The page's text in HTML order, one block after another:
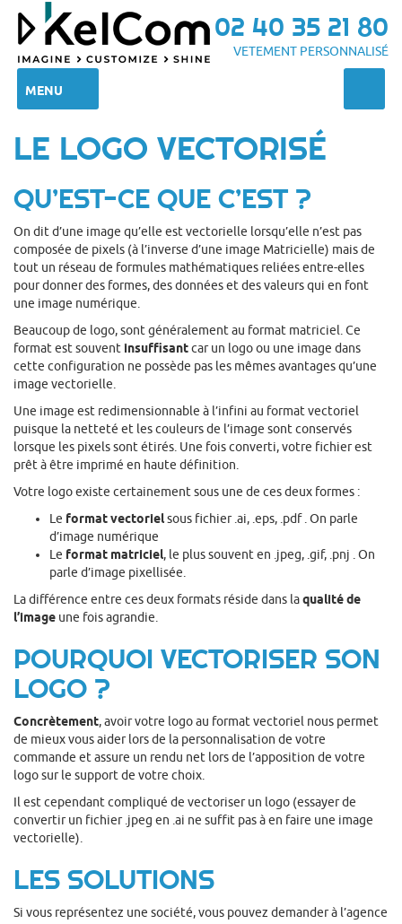
02 40 35 21 80
VETEMENT PERSONNALISÉ
MENU
LE LOGO VECTORISÉ
QU’EST-CE QUE C’EST ?
On dit d’une image qu’elle est vectorielle lorsqu’elle n’est pas
composée de pixels (à l’inverse d’une image Matricielle) mais de
tout un réseau de formules mathématiques reliées entre-elles
pour donner des formes, des données et des valeurs qui en font
une image numérique.
Beaucoup de logo, sont généralement au format matriciel. Ce
format est souvent insuffisantcar un logo ou une image dans
cette configuration ne possède pas les mêmes avantages qu’une
image vectorielle.
Une image est redimensionnable à l’infini au format vectoriel
puisque la netteté et les couleurs de l’image sont conservés
lorsque les pixels sont étirés. Une fois converti, votre fichier est
prêt à être imprimé en haute définition.
Votre logo existe certainement sous une de ces deux formes :
Le format vectorielsous fichier .ai, .eps, .pdf . On parle
d’image numérique
Le format matriciel, le plus souvent en .jpeg, .gif, .pnj . On
parle d’image pixellisée.
La différence entre ces deux formats réside dans laqualité de
l’image une fois agrandie.
POURQUOI VECTORISER SON
LOGO ?
Concrètement, avoir votre logo au format vectoriel nous permet
de mieux vous aider lors de la personnalisation de votre
commande et assure un rendu net lors de l’apposition de votre
logo sur le support de votre choix.
Il est cependant compliqué de vectoriser un logo (essayer de
convertir un fichier .jpeg en .ai ne suffit pas à en faire une image
vectorielle).
LES SOLUTIONS
Si vous représentez une société, vous pouvez demander à l’agence